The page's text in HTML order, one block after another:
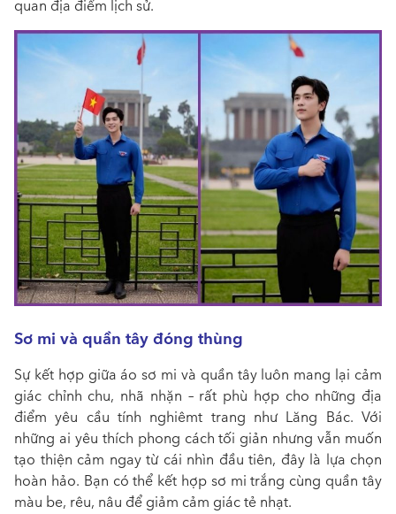
quan địa điểm lịch sử.
Sơ mi và quần tây đóng thùng
Sự kết hợp giữa áo sơ mi và quần tây luôn mang lại cảm
giác chỉnh chu, nhã nhặn – rất phù hợp cho những địa
điểm yêu cầu tính nghiêmt trang như Lăng Bác. Với
những ai yêu thích phong cách tối giản nhưng vẫn muốn
tạo thiện cảm ngay từ cái nhìn đầu tiên, đây là lựa chọn
hoàn hảo. Bạn có thể kết hợp sơ mi trắng cùng quần tây
màu be, rêu, nâu để giảm cảm giác tẻ nhạt.